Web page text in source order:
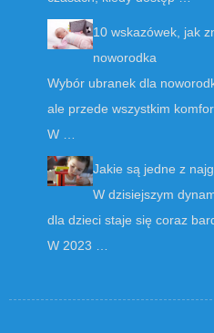
10 wskazówek, jak
noworodka
Wybór ubranek dla
ale przede wszystkim
W …
Jakie są jedne z
W dzisiejszym
dla dzieci staje się coraz
W 2023 …